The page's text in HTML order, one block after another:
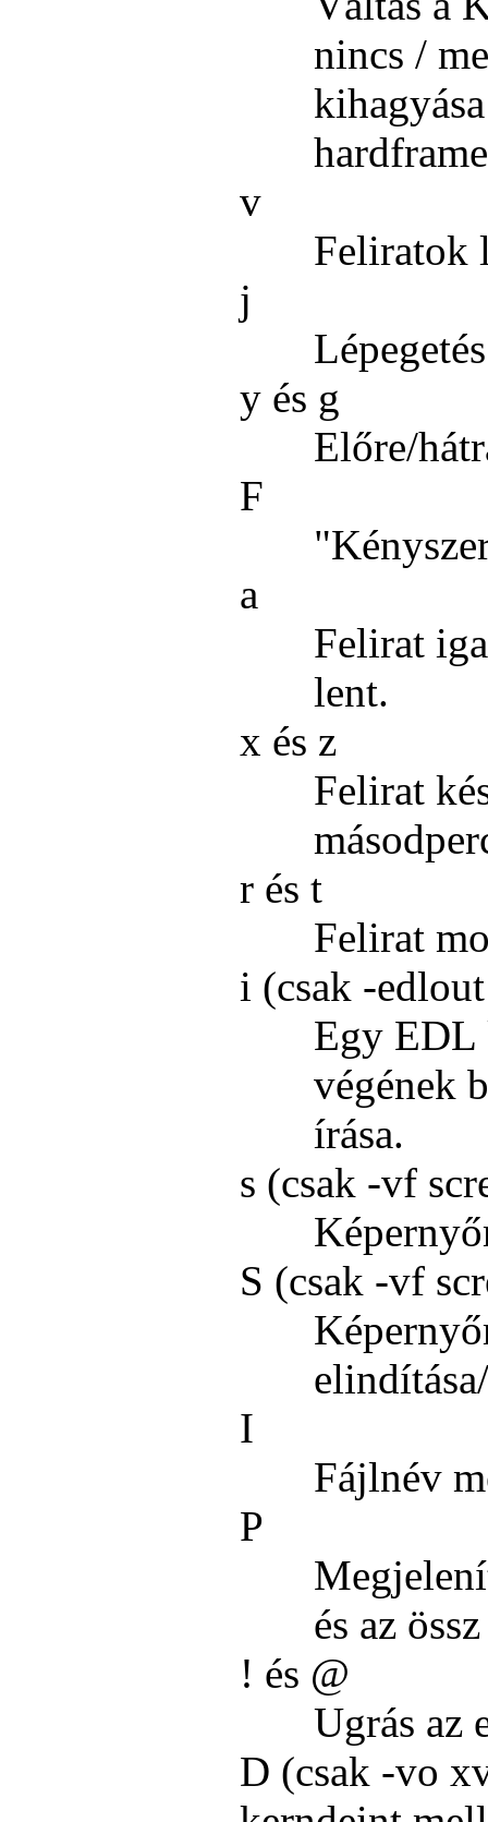
nincs /
v
Feliratok
j
y és g
Előre/
F
a
Felirat
lent.
x és z
Felirat
r és t
Felirat
i (csak -
Egy EDL
végének
írása.
s (csak -vf
S (csak -vf
I
Fájlnév
P
és az
! és @
Ugrás az
D (csak -vo